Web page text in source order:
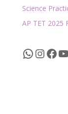
Science
AP TET 2025